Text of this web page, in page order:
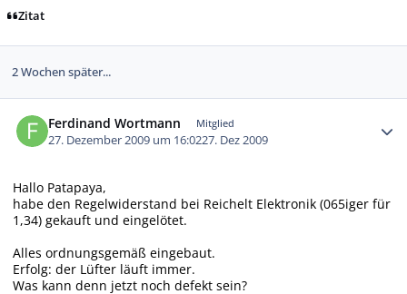
Zitat
2 Wochen später...
Ferdinand Wortmann Mitglied
27. Dezember 2009 um 16:0227. Dez 2009
Hallo Patapaya,
habe den Regelwiderstand bei Reichelt Elektronik (065iger für
1,34) gekauft und eingelötet.
Alles ordnungsgemäß eingebaut.
Erfolg: der Lüfter läuft immer.
Was kann denn jetzt noch defekt sein?